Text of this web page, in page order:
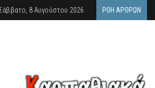
8 Αυγούστου 2026 ΡΟΉ ΆΡΘΡΩΝ